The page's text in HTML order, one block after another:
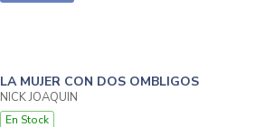
LA MUJER CON DOS OMBLIGOS
NICK JOAQUIN
En Stock